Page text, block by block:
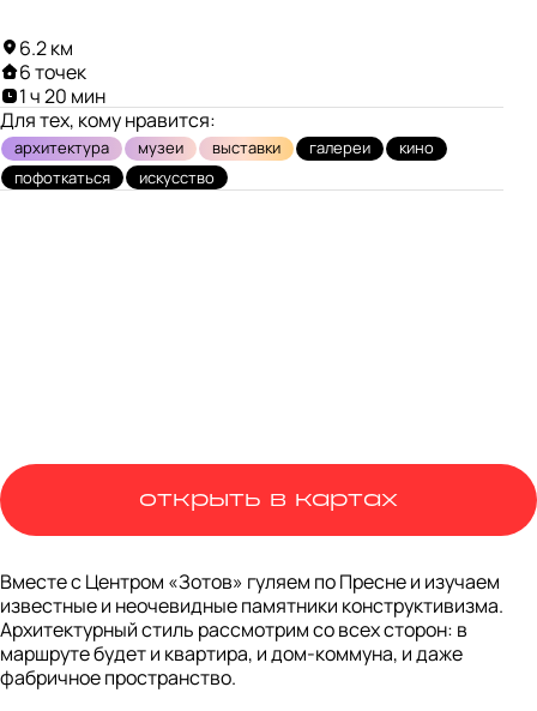
Вместе с Центром «Зотов» гуляем по Пресне и изучаем
известные и неочевидные памятники конструктивизма.
Архитектурный стиль рассмотрим со всех сторон: в
маршруте будет и квартира, и дом-коммуна, и даже
фабричное пространство.
6.2 км
6 точек
1 ч 20 мин
Для тех, кому нравится:
архитектура музеи выставки галереи
кино
пофоткаться
искусство
открыть в картах